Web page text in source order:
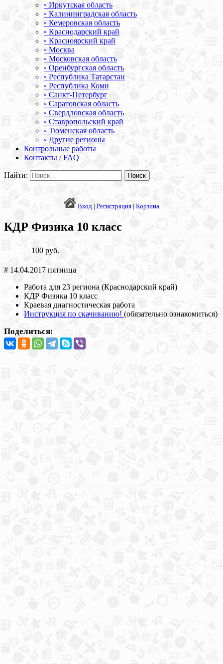
◦ Иркутская область
◦ Калининградская область
◦ Кемеровская область
◦ Краснодарский край
◦ Красноярский край
◦ Москва
◦ Московская область
◦ Оренбургская область
◦ Республика Татарстан
◦ Республика Коми
◦ Санкт-Петербург
◦ Саратовская область
◦ Свердловская область
◦ Ставропольский край
◦ Тюменская область
◦ Другие регионы
Контрольные работы
Контакты / FAQ
Найти:
Вход | Регистрация | Корзина
КДР Физика 10 класс
100 руб.
# 14.04.2017 пятница
Работа для 23 региона (Краснодарский край)
КДР Физика 10 класс
Краевая диагностическая работа
Инструкция по скачиванию! (обязательно ознакомиться)
Поделиться: